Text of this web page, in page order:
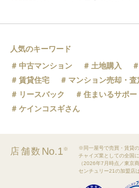
人気のキーワード
中古マンション
土地購入
賃貸住宅
マンション売却・査
リースバック
住まいるサポー
ケインコスギさん
店舗数 No.1※
※同一屋号で売買・賃貸
チャイズ業としての全国
（2026年7月時点／東京
センチュリー21の加盟店